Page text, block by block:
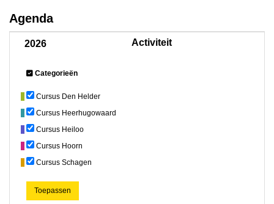
Agenda
2026 Activiteit
Categorieën
Cursus Den Helder
Cursus Heerhugowaard
Cursus Heiloo
Cursus Hoorn
Cursus Schagen
Toepassen